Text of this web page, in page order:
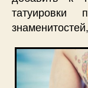
татуировки